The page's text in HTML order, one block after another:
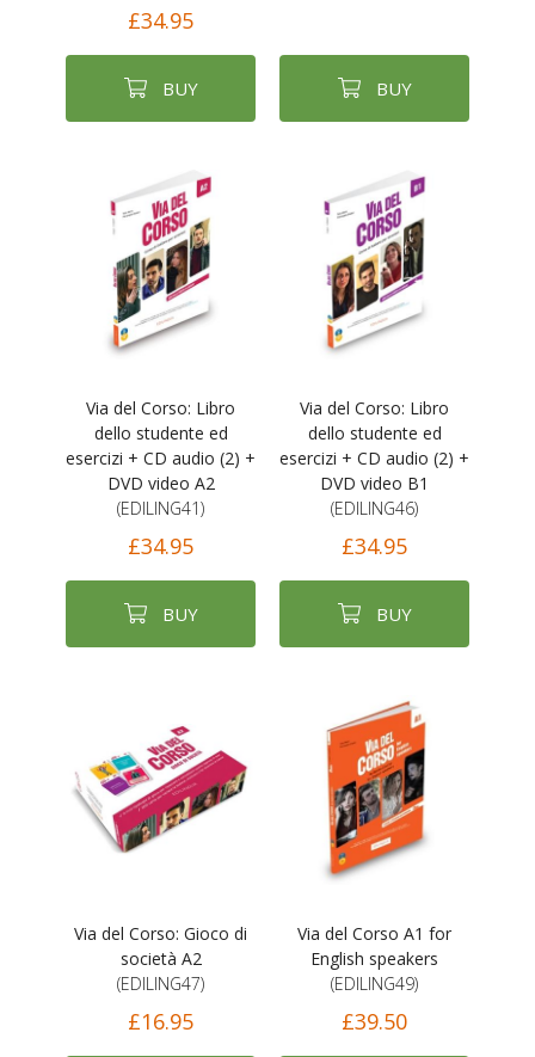
£34.95
BUY BUY
Via del Corso: Libro
dello studente ed
esercizi + CD audio (2) +
DVD video A2
(EDILING41)
£34.95
BUY
Via del Corso: Libro
dello studente ed
esercizi + CD audio (2) +
DVD video B1
(EDILING46)
£34.95
BUY
Via del Corso: Gioco di
società A2
(EDILING47)
£16.95
Via del Corso A1 for
English speakers
(EDILING49)
£39.50